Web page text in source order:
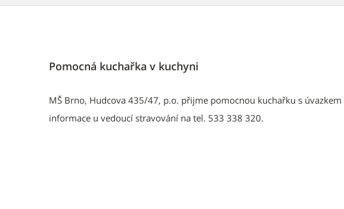
Pomocná kuchařka v kuchyni
MŠ Brno, Hudcova 435/47, p.o. přijme pomocnou kuchařku s
informace u vedoucí stravování na tel. 533 338 320.